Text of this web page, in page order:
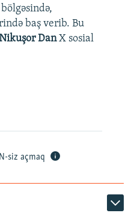
baş verib. Bu
DanX sosial
siz açmaq